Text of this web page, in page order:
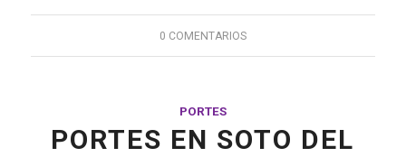
0 COMENTARIOS
PORTES
PORTES EN SOTO DEL